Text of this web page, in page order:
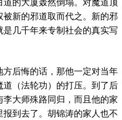
新的邪道取而代之。新的邪
几千年来专制社会的真实写
后悔的话，那他一定对当年
（法轮功）的打压。到了后
大师殊路同归，而且他的家
到去了。胡锦涛的家人也不